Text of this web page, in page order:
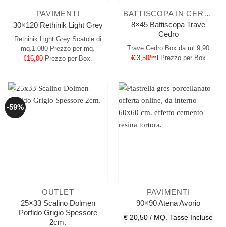
PAVIMENTI
30×120 Rethinik Light Grey
Rethinik Light Grey Scatole di
mq.1,080 Prezzo per mq.
€16,00 Prezzo per Box.
BATTISCOPA IN CERAMICA
8×45 Battiscopa Trave
Cedro
Trave Cedro Box da ml.9,90
€.3,50/ml
Prezzo per Box
-59%
OUTLET
25×33 Scalino Dolmen
Porfido Grigio Spessore
2cm.
PAVIMENTI
90×90 Atena Avorio
€ 20,50 / MQ. Tasse Incluse